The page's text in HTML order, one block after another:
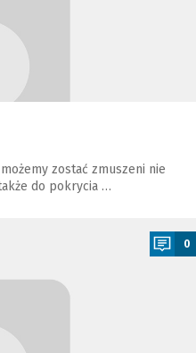
zostać zmuszeni nie
do pokrycia …
0